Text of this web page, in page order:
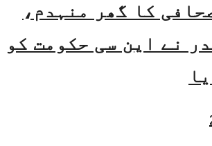
کا گھر منہدم،
نے این سی حکومت کو